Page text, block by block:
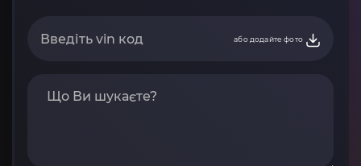
або додайте фото